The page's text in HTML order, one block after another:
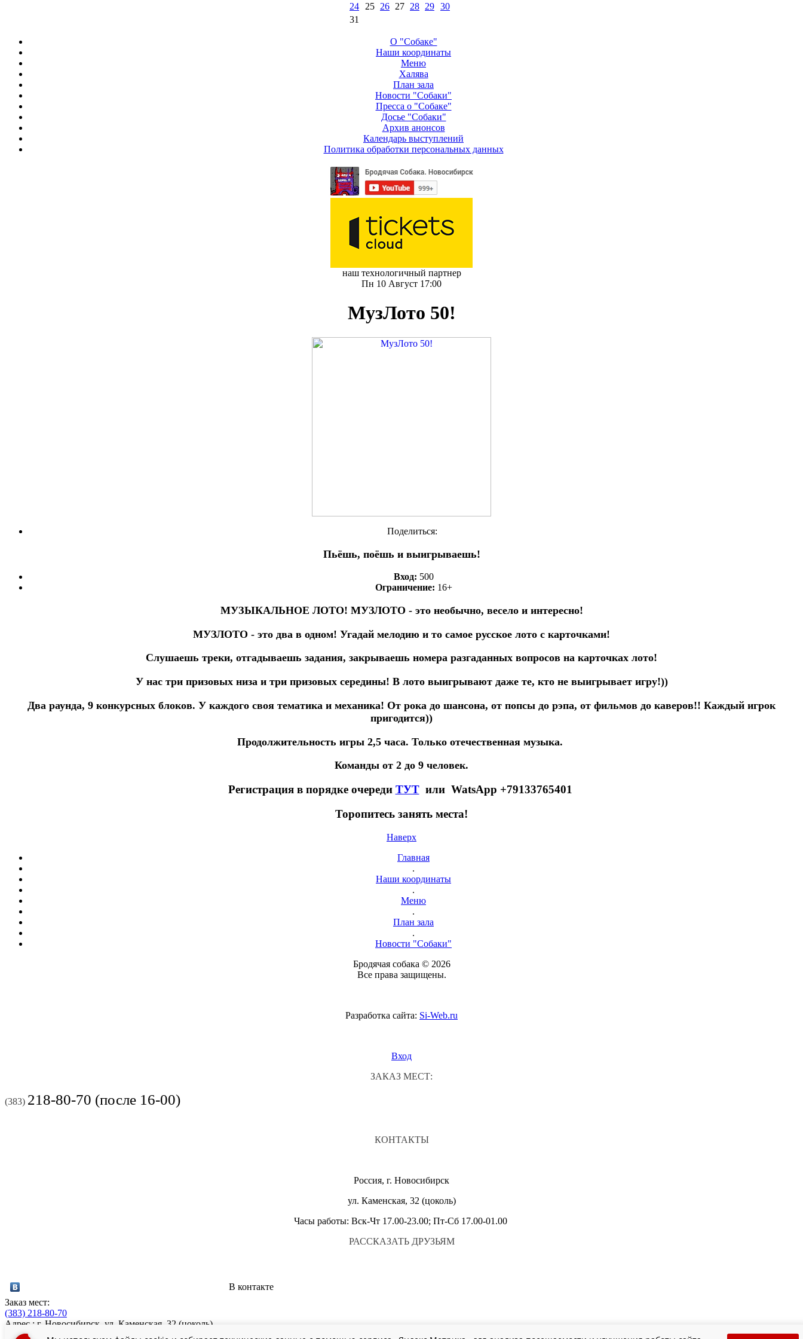
24
25 26 27 28 29 30
31
О "Собаке"
Наши координаты
Меню
Халява
План зала
Новости "Собаки"
Пресса о "Собаке"
Досье "Собаки"
Архив анонсов
Календарь выступлений
Политика обработки персональных данных
наш технологичный партнер
Пн 10 Август 17:00
МузЛото 50!
Поделиться:
Пьёшь, поёшь и выигрываешь!
Вход: 500
Ограничение: 16+
МУЗЫКАЛЬНОЕ ЛОТО! МУЗЛОТО - это необычно, весело и интересно!
МУЗЛОТО - это два в одном! Угадай мелодию и то самое русское лото с карточками!
Слушаешь треки, отгадываешь задания, закрываешь номера разгаданных вопросов на карточках лото!
У нас три призовых низа и три призовых середины! В лото выигрывают даже те, кто не выигрывает игру!))
Два раунда, 9 конкурсных блоков. У каждого своя тематика и механика! От рока до шансона, от попсы до рэпа, от фильмов до каверов!! Каждый игрок
пригодится))
Продолжительность игры 2,5 часа. Только отечественная музыка.
Команды от 2 до 9 человек.
Регистрация в порядке очереди ТУТили WatsApp +79133765401
Торопитесь занять места!
Наверх
Главная
.
Наши координаты
.
Меню
.
План зала
.
Новости "Собаки"
Бродячая собака © 2026
Все права защищены.
Разработка сайта: Si-Web.ru
Вход
ЗАКАЗ МЕСТ:
(383) 218-80-70 (после 16-00)
КОНТАКТЫ
Россия, г. Новосибирск
ул. Каменская, 32 (цоколь)
Часы работы: Вск-Чт 17.00-23.00; Пт-Сб 17.00-01.00
РАССКАЗАТЬ ДРУЗЬЯМ
В контакте
Заказ мест:
(383) 218-80-70
Адрес : г. Новосибирск, ул. Каменская, 32 (цоколь)
Часы работы: 17:00-03:00